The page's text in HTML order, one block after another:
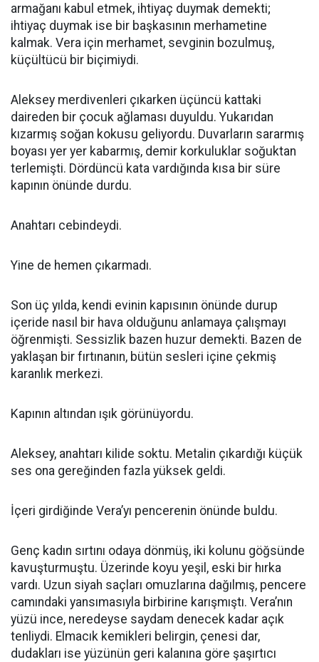
armağanı kabul etmek, ihtiyaç duymak demekti;
ihtiyaç duymak ise bir başkasının merhametine
kalmak. Vera için merhamet, sevginin bozulmuş,
küçültücü bir biçimiydi.
Aleksey merdivenleri çıkarken üçüncü kattaki
daireden bir çocuk ağlaması duyuldu. Yukarıdan
kızarmış soğan kokusu geliyordu. Duvarların sararmış
boyası yer yer kabarmış, demir korkuluklar soğuktan
terlemişti. Dördüncü kata vardığında kısa bir süre
kapının önünde durdu.
Anahtarı cebindeydi.
Yine de hemen çıkarmadı.
Son üç yılda, kendi evinin kapısının önünde durup
içeride nasıl bir hava olduğunu anlamaya çalışmayı
öğrenmişti. Sessizlik bazen huzur demekti. Bazen de
yaklaşan bir fırtınanın, bütün sesleri içine çekmiş
karanlık merkezi.
Kapının altından ışık görünüyordu.
Aleksey, anahtarı kilide soktu. Metalin çıkardığı küçük
ses ona gereğinden fazla yüksek geldi.
İçeri girdiğinde Vera’yı pencerenin önünde buldu.
Genç kadın sırtını odaya dönmüş, iki kolunu göğsünde
kavuşturmuştu. Üzerinde koyu yeşil, eski bir hırka
vardı. Uzun siyah saçları omuzlarına dağılmış, pencere
camındaki yansımasıyla birbirine karışmıştı. Vera’nın
yüzü ince, neredeyse saydam denecek kadar açık
tenliydi. Elmacık kemikleri belirgin, çenesi dar,
dudakları ise yüzünün geri kalanına göre şaşırtıcı